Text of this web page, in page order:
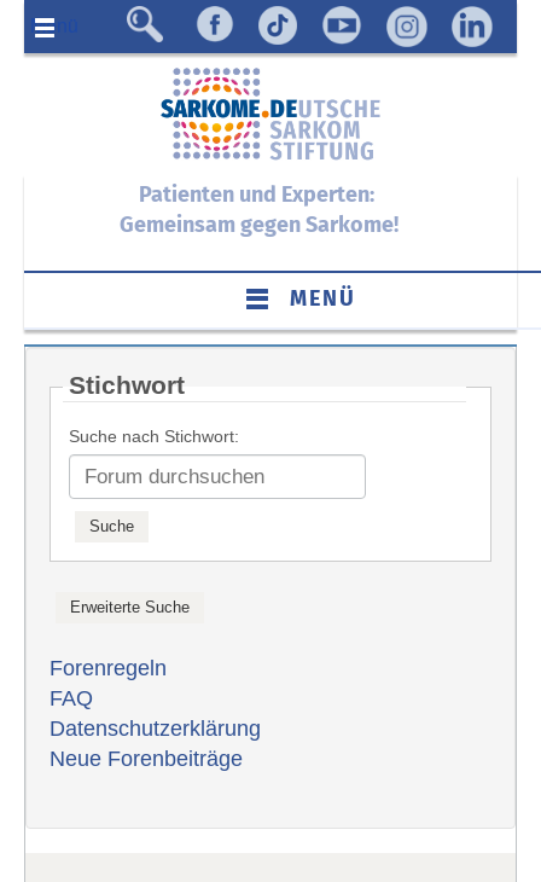
Menü
Patienten und Experten:
Gemeinsam gegen Sarkome!
MENÜ
Stichwort
Suche nach Stichwort:
Forenregeln
FAQ
Datenschutzerklärung
Neue Forenbeiträge